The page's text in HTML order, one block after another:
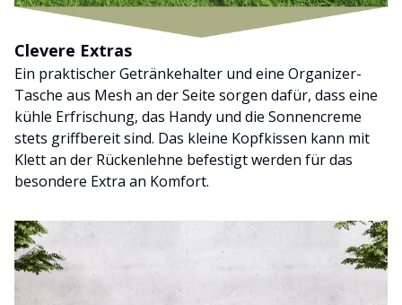
Clevere Extras
Ein praktischer Getränkehalter und eine Organizer-
Tasche aus Mesh an der Seite sorgen dafür, dass eine
kühle Erfrischung, das Handy und die Sonnencreme
stets griffbereit sind. Das kleine Kopfkissen kann mit
Klett an der Rückenlehne befestigt werden für das
besondere Extra an Komfort.